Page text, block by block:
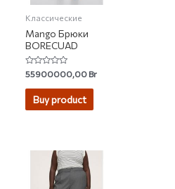
Классические
Mango Брюки
BORECUAD
Rated
0
out
55900000,00Br
Buy product